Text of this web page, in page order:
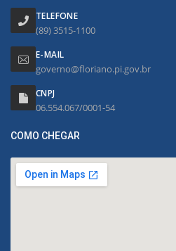
TELEFONE
(89) 3515-1100
E-MAIL
governo@floriano.pi.gov.br
CNPJ
06.554.067/0001-54
COMO CHEGAR